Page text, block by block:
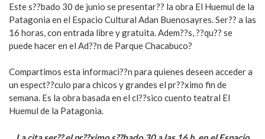
Este s??bado 30 de junio se presentar?? la obra El Huemul de la
Patagonia en el Espacio Cultural Adan Buenosayres. Ser?? a las
16 horas, con entrada libre y gratuita. Adem??s, ??qu?? se
puede hacer en el Ad??n de Parque Chacabuco?
Compartimos esta informaci??n para quienes deseen acceder a
un espect??culo para chicos y grandes el pr??ximo fin de
semana. Es la obra basada en el cl??sico cuento teatral El
Huemul de la Patagonia.